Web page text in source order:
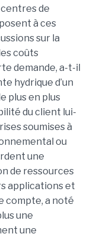
de
à ces
sur la
coûts
demande, a-t-il
hydrique d’un
plus en plus
du client lui-
soumises à
ou
une
de ressources
applications et
compte, a noté
une
une